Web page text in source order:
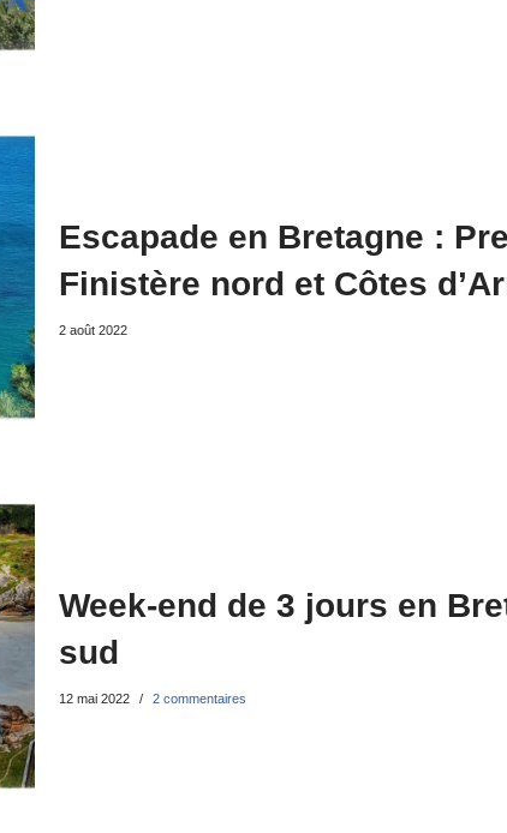
Escapade en Bretagne :
Finistère nord et Côtes
2 août 2022
Week-end de 3 jours en
sud
12 mai 2022 2 commentaires